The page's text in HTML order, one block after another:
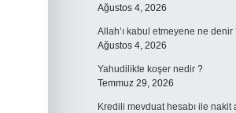
Ağustos 4, 2026
Allah’ı kabul etmeyene ne denir
Ağustos 4, 2026
Yahudilikte koşer nedir ?
Temmuz 29, 2026
Kredili mevduat hesabı ile nakit